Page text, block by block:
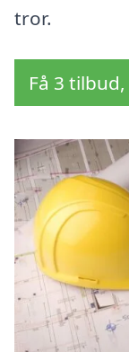
tror.
Få 3